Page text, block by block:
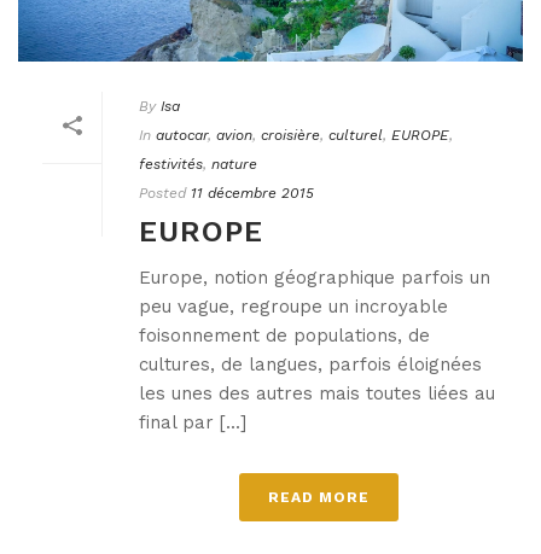
By Isa
In autocar, avion, croisière, culturel, EUROPE,
festivités, nature
Posted 11 décembre 2015
EUROPE
Europe, notion géographique parfois un
peu vague, regroupe un incroyable
foisonnement de populations, de
cultures, de langues, parfois éloignées
les unes des autres mais toutes liées au
final par [...]
READ MORE